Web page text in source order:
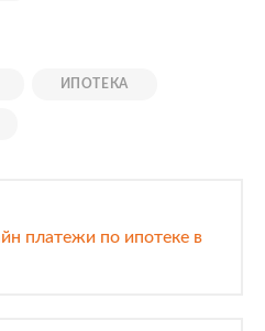
ИПОТЕКА
платежи по ипотеке в